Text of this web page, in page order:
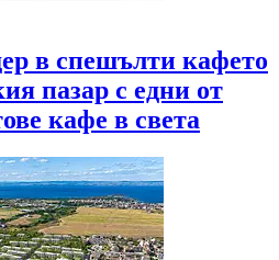
в спешълти кафето
пазар с едни от
кафе в света